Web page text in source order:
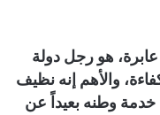
هو رجل دولة
والأهم إنه نظيف
وطنه بعيداً عن